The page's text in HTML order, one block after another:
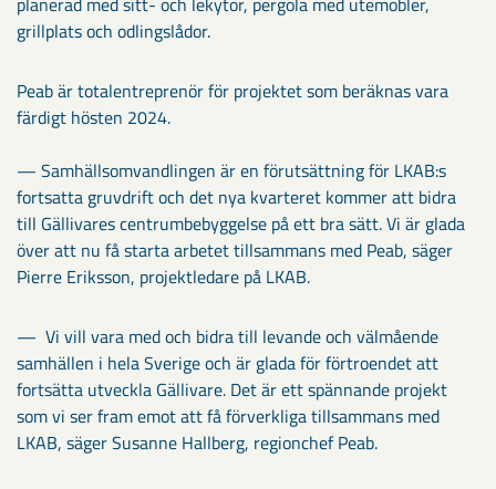
grillplats och odlingslådor.
Peab är totalentreprenör för projektet som beräknas vara
färdigt hösten 2024.
— Samhällsomvandlingen är en förutsättning för LKAB:s
fortsatta gruvdrift och det nya kvarteret kommer att bidra
till Gällivares centrumbebyggelse på ett bra sätt. Vi är glada
över att nu få starta arbetet tillsammans med Peab, säger
Pierre Eriksson, projektledare på LKAB.
— Vi vill vara med och bidra till levande och välmående
samhällen i hela Sverige och är glada för förtroendet att
fortsätta utveckla Gällivare. Det är ett spännande projekt
som vi ser fram emot att få förverkliga tillsammans med
LKAB, säger Susanne Hallberg, regionchef Peab.